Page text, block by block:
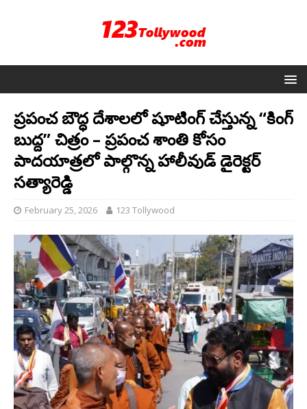
ప్రపంచ బౌద్ధ దేశాలలో షూటింగ్ చేస్తున్న “కింగ్
బుద్ద” చిత్రం – ప్రపంచ శాంతి కోసం
పాదయాత్రలో పాల్గొన్న హాలీవుడ్ డైరెక్టర్
సత్యారెడ్డి
February 25, 2026 123 Tollywood